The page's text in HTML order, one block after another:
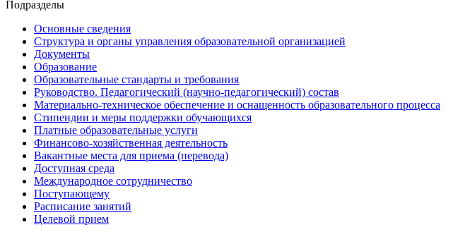
Подразделы
Основные сведения
Структура и органы управления образовательной организацией
Документы
Образование
Образовательные стандарты и требования
Руководство. Педагогический (научно-педагогический) состав
Материально-техническое обеспечение и оснащенность образовательного процесса
Стипендии и меры поддержки обучающихся
Платные образовательные услуги
Финансово-хозяйственная деятельность
Вакантные места для приема (перевода)
Доступная среда
Международное сотрудничество
Поступающему
Расписание занятий
Целевой прием